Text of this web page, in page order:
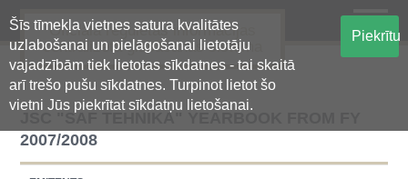
Šīs tīmekļa vietnes satura kvalitātes
uzlabošanai un pielāgošanai lietotāju
vajadzībām tiek lietotas sīkdatnes - tai skaitā
arī trešo pušu sīkdatnes. Turpinot lietot šo
vietni Jūs piekrītat sīkdatņu lietošanai.
Piekrītu
Oficiālā regulētās informācijas
centralizētā glabāšanas sistēma
JSC "SAF TEHNIKA" YEARBOOK FROM FY
2007/2008